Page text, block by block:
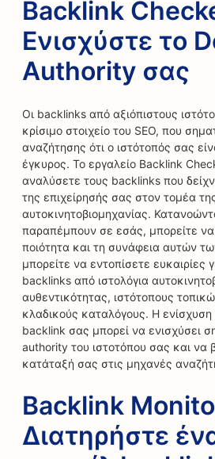
Backlink
Ενισχύστε το
Authority σας
Οι backlinks από αξιόπιστους
κρίσιμο στοιχείο του SEO, που
αναζήτησης ότι ο ιστότοπός σας
έγκυρος. Το εργαλείο Backlink
αναλύσετε τους backlinks που
της επιχείρησής σας στον τομέα
αυτοκινητοβιομηχανίας.
παραπέμπουν σε εσάς, μπορείτε να
ποιότητα και τη συνάφεια αυτών
μπορείτε να εντοπίσετε ευκαιρίες
backlinks από ιστολόγια
αυθεντικότητας, ιστότοπους
κλαδικούς καταλόγους. Η
backlink σας μπορεί να ενισχύσει
authority του ιστοτόπου σας και να
κατάταξή σας στις μηχανές
Backlink
Διατηρήστε